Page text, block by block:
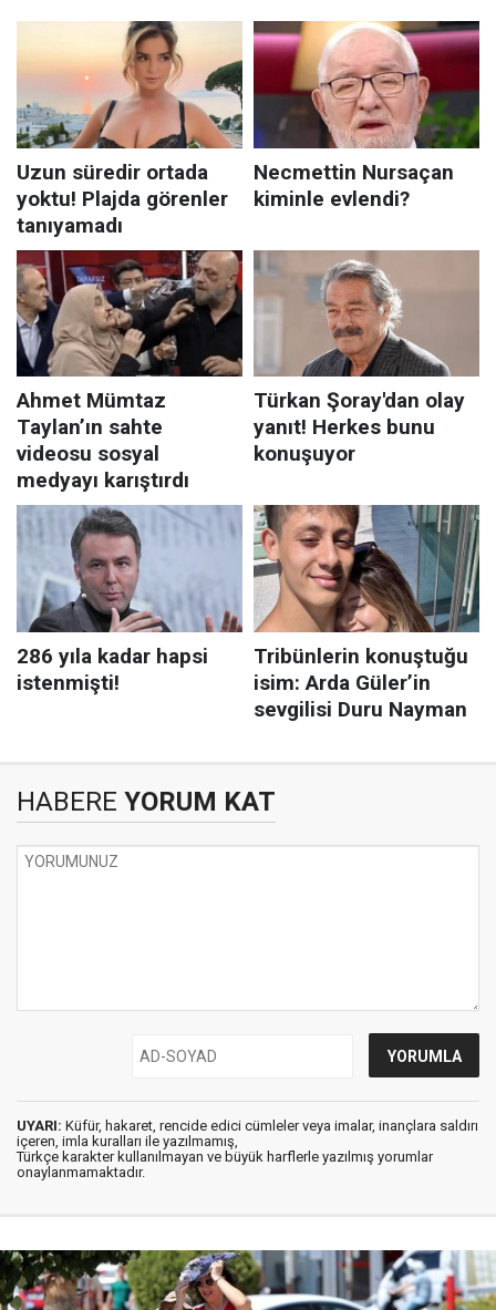
HABERE YORUM KAT
UYARI: Küfür, hakaret, rencide edici cümleler veya imalar, inançlara saldırı
içeren, imla kuralları ile yazılmamış,
Türkçe karakter kullanılmayan ve büyük harflerle yazılmış yorumlar
onaylanmamaktadır.